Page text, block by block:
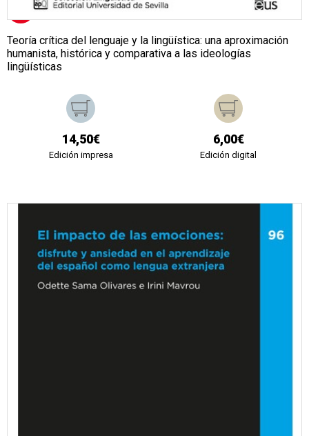
Teoría crítica del lenguaje y la lingüística: una aproximación
humanista, histórica y comparativa a las ideologías
lingüísticas
14,50€
Edición impresa
6,00€
Edición digital